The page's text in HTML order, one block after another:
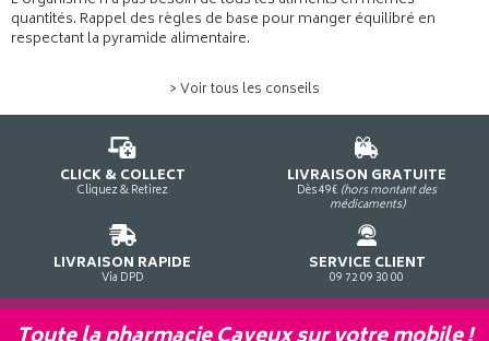
quantités. Rappel des règles de base pour manger équilibré en
respectant la pyramide alimentaire.
> Voir tous les conseils
CLICK & COLLECT
Cliquez & Retirez
LIVRAISON GRATUITE
Dès 49€ (hors montant des
médicaments)
LIVRAISON RAPIDE
Via DPD
SERVICE CLIENT
09 72 09 30 00